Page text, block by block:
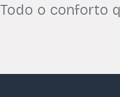
Todo o conforto